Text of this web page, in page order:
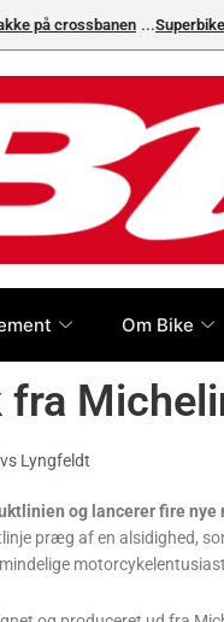
VM skifter til carbon-bremser
Om Bike
Lyngfeldt
og lancerer fire
præg af en alsidighed,